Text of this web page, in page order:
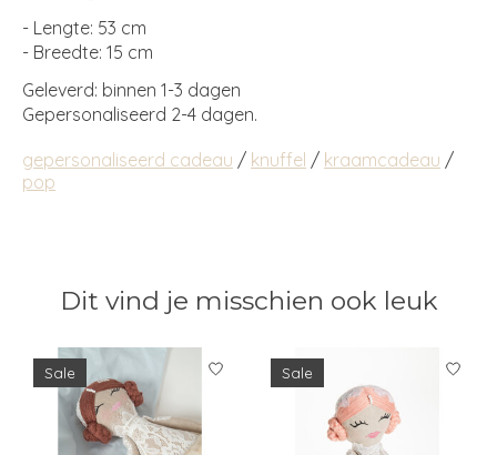
- Lengte: 53 cm
- Breedte: 15 cm
Geleverd: binnen 1-3 dagen
Gepersonaliseerd 2-4 dagen.
gepersonaliseerd cadeau / knuffel / kraamcadeau /
pop
Dit vind je misschien ook leuk
Items van productcarrousel
Sale Sale